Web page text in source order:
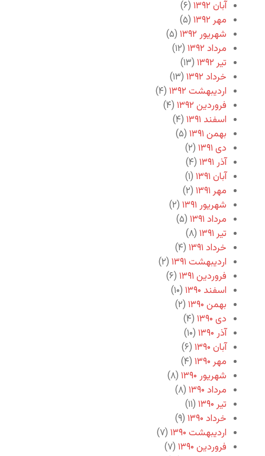
آبان ۱۳۹۲
(۶)
مهر ۱۳۹۲
(۵)
شهریور ۱۳۹۲
(۵)
مرداد ۱۳۹۲
(۱۲)
تیر ۱۳۹۲
(۱۳)
خرداد ۱۳۹۲
(۱۳)
اردیبهشت ۱۳۹۲
(۴)
فروردین ۱۳۹۲
(۴)
اسفند ۱۳۹۱
(۴)
بهمن ۱۳۹۱
(۵)
دی ۱۳۹۱
(۲)
آذر ۱۳۹۱
(۴)
آبان ۱۳۹۱
(۱)
مهر ۱۳۹۱
(۲)
شهریور ۱۳۹۱
(۲)
مرداد ۱۳۹۱
(۵)
تیر ۱۳۹۱
(۸)
خرداد ۱۳۹۱
(۴)
اردیبهشت ۱۳۹۱
(۲)
فروردین ۱۳۹۱
(۶)
اسفند ۱۳۹۰
(۱۰)
بهمن ۱۳۹۰
(۲)
دی ۱۳۹۰
(۴)
آذر ۱۳۹۰
(۱۰)
آبان ۱۳۹۰
(۶)
مهر ۱۳۹۰
(۴)
شهریور ۱۳۹۰
(۸)
مرداد ۱۳۹۰
(۸)
تیر ۱۳۹۰
(۱۱)
خرداد ۱۳۹۰
(۹)
اردیبهشت ۱۳۹۰
(۷)
فروردین ۱۳۹۰
(۷)